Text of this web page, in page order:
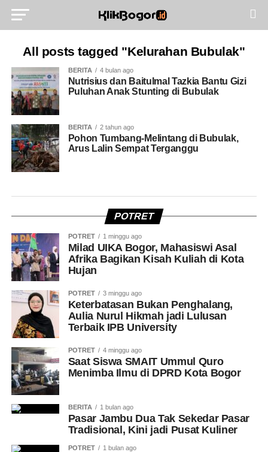
All posts tagged "Kelurahan Bubulak"
BERITA 4 bulan ago
Nutrisius dan Baitulmal Tazkia Bantu Gizi
Puluhan Anak Stunting di Bubulak
BERITA 2 tahun ago
Pohon Tumbang-Melintang di Bubulak,
Arus Lalin Sempat Terganggu
POTRET
POTRET 1 minggu ago
Milad UIKA Bogor, Mahasiswi Asal
Afrika Bagikan Kisah Kuliah di Kota
Hujan
POTRET 3 minggu ago
Keterbatasan Bukan Penghalang,
Aulia Nurul Hikmah jadi Lulusan
Terbaik IPB University
POTRET 4 minggu ago
Saat Siswa SMAIT Ummul Quro
Menimba Ilmu di DPRD Kota Bogor
BERITA 1 bulan ago
Pasar Jambu Dua Tak Sekedar Pasar
Tradisional, Kini jadi Pusat Kuliner
POTRET 1 bulan ago